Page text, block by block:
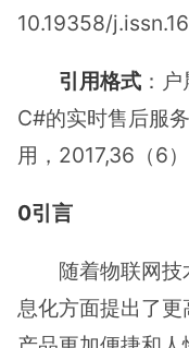
10.19358/
引用格式 ：
C#的实时售后服
用，2017,36（6
0引言
随着物联网技
息化方面提出了